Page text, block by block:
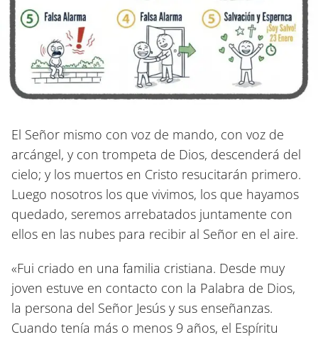
El Señor mismo con voz de mando, con voz de
arcángel, y con trompeta de Dios, descenderá del
cielo; y los muertos en Cristo resucitarán primero.
Luego nosotros los que vivimos, los que hayamos
quedado, seremos arrebatados juntamente con
ellos en las nubes para recibir al Señor en el aire.
«Fui criado en una familia cristiana. Desde muy
joven estuve en contacto con la Palabra de Dios,
la persona del Señor Jesús y sus enseñanzas.
Cuando tenía más o menos 9 años, el Espíritu